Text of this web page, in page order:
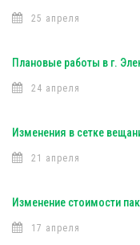
25 апреля
Плановые работы в г.
24 апреля
Изменения в сетке
21 апреля
Изменение стоимости
17 апреля